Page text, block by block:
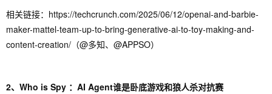
相关链接：https://techcrunch.com/2025/06/12/openai-and-barbie-
maker-mattel-team-up-to-bring-generative-ai-to-toy-making-and-
content-creation/（@多知、@APPSO）
2、Who is Spy ：AI Agent谁是卧底游戏和狼人杀对抗赛